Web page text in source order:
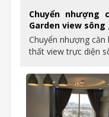
Chuyển nhượng
Garden view
Chuyển nhượng
thất view trực diện